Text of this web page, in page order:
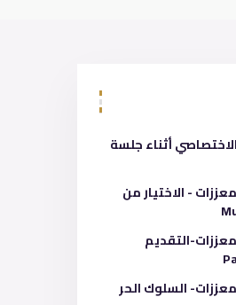
أثناء جلسة
- الاختيار من
التقديم
السلوك الحر